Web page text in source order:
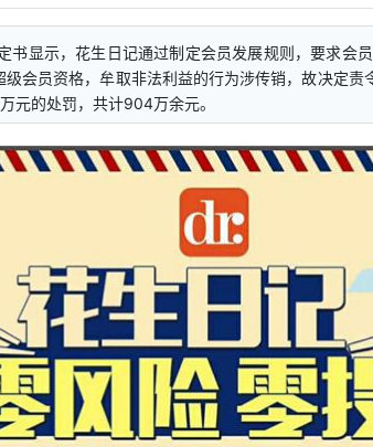
书显示，花生日记通过制定会员发展规则，要求会
会员资格，牟取非法利益的行为涉传销，故决定责
元的处罚，共计904万余元。